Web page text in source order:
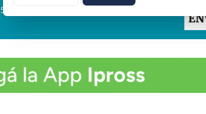
5.3ºc | Cipolletti, Rio Negro